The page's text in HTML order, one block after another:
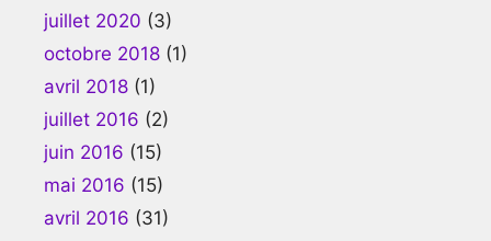
juillet 2020 (3)
octobre 2018 (1)
avril 2018 (1)
juillet 2016 (2)
juin 2016 (15)
mai 2016 (15)
avril 2016 (31)